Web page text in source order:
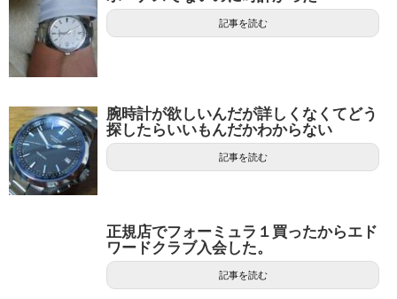
記事を読む
腕時計が欲しいんだが詳しくなくてどう
探したらいいもんだかわからない
記事を読む
正規店でフォーミュラ１買ったからエド
ワードクラブ入会した。
記事を読む